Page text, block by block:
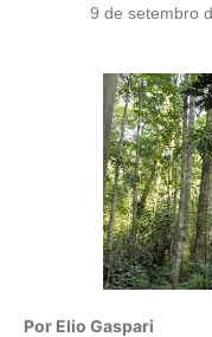
9 de setembro
Por Elio Gaspari